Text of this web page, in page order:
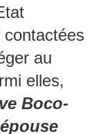
au
elles,
Boco-